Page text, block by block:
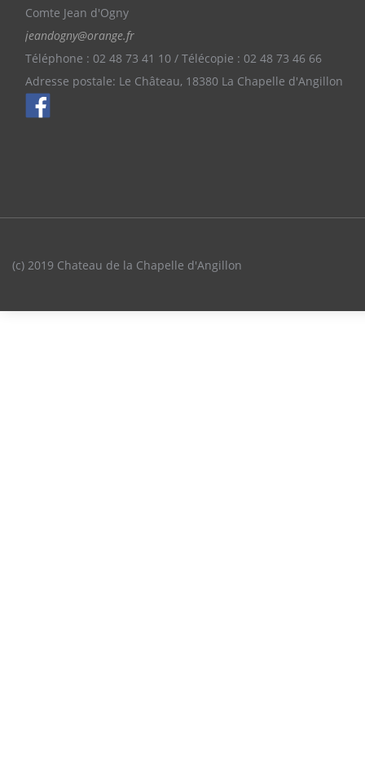
Comte Jean d'Ogny
jeandogny@orange.fr
Téléphone : 02 48 73 41 10 / Télécopie : 02 48 73 46 66
Adresse postale: Le Château, 18380 La Chapelle d'Angillon
(c) 2019 Chateau de la Chapelle d'Angillon